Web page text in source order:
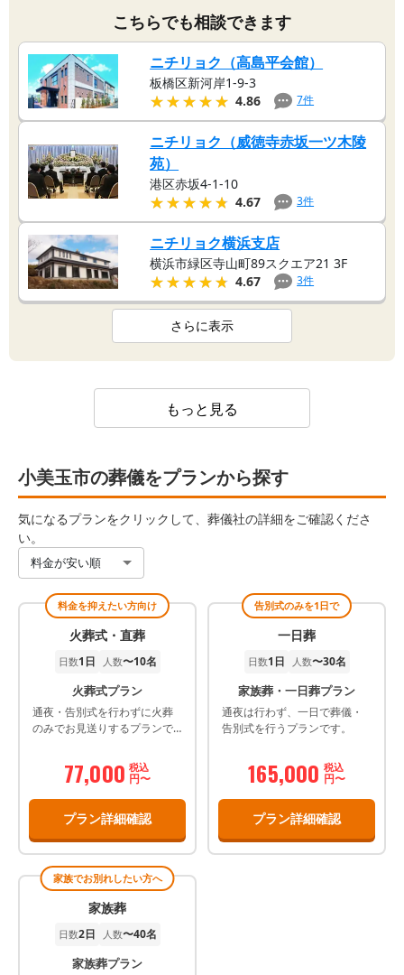
こちらでも相談できます
ニチリョク（高島平会館）
板橋区新河岸1-9-3
★★★★★
★★★★★ 4.86 7件
ニチリョク（威徳寺赤坂一ツ木陵
苑）
港区赤坂4-1-10
★★★★★
★★★★★ 4.67 3件
ニチリョク横浜支店
横浜市緑区寺山町89スクエア21 3F
★★★★★
★★★★★ 4.67 3件
さらに表示
もっと見る
小美玉市の葬儀をプランから探す
気になるプランをクリックして、葬儀社の詳細をご確認くださ
い。
料金が安い順
料金を抑えたい方向け
火葬式・直葬
日数1日 人数〜10名
火葬式プラン
通夜・告別式を行わずに火葬
のみでお見送りするプランで
77,000 税込
円〜
プラン詳細確認
告別式のみを1日で
一日葬
日数1日 人数〜30名
家族葬・一日葬プラン
通夜は行わず、一日で葬儀・
告別式を行うプランです。
165,000 税込
円〜
プラン詳細確認
家族でお別れしたい方へ
家族葬
日数2日 人数〜40名
家族葬プラン